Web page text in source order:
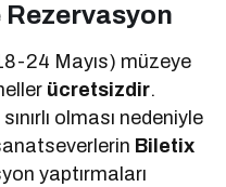
Rezervasyon
24 Mayıs) müzeye
ücretsizdir.
olması nedeniyle
Biletix
yaptırmaları